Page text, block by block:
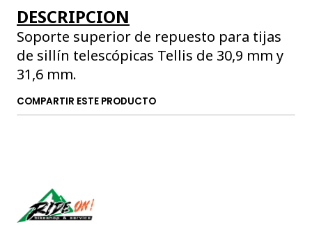
DESCRIPCION
Soporte superior de repuesto para tijas
de sillín telescópicas Tellis de 30,9 mm y
31,6 mm.
COMPARTIR ESTE PRODUCTO